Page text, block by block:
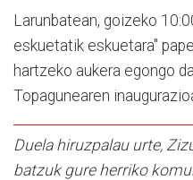
Larunbatean, goizeko
eskuetatik eskuetara"
hartzeko aukera egongo
Topagunearen
Duela hiruzpalau urte,
batzuk gure herriko